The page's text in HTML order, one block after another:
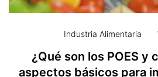
Industria Alimentaria
¿Qué son los POES y
aspectos básicos para